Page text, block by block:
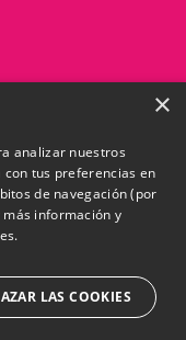
JAPÓN |
×
analizar nuestros
tus preferencias en
de navegación (por
información y
LAS COOKIES